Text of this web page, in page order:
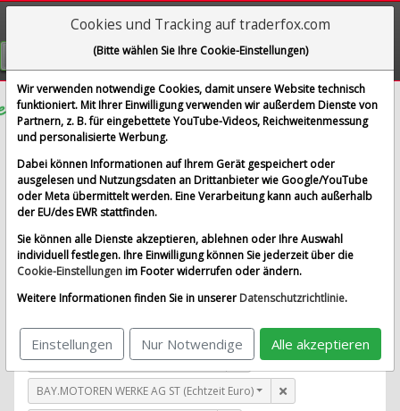
Visualizations
GRATIS REGISTRIEREN
Barrett Business Services Inc.
im Vergleich mit AIRBUS SE, ALLIANZ SE NA O.N.,
BAY.MOTOREN WERKE AG ST und 1 weitere Aktie
Alle Aktien entfernen
Standard-Vergleich
Barrett Business Services Inc. (Echtzeit USD)
AIRBUS SE (Echtzeit Euro)
ALLIANZ SE NA O.N. (Echtzeit Euro)
BAY.MOTOREN WERKE AG ST (Echtzeit Euro)
Cookies und Tracking auf traderfox.com
(Bitte wählen Sie Ihre Cookie-Einstellungen)
Wir verwenden notwendige Cookies, damit unsere Website technisch
funktioniert. Mit Ihrer Einwilligung verwenden wir außerdem Dienste von
Partnern, z. B. für eingebettete YouTube-Videos, Reichweitenmessung
und personalisierte Werbung.
Dabei können Informationen auf Ihrem Gerät gespeichert oder
ausgelesen und Nutzungsdaten an Drittanbieter wie Google/YouTube
oder Meta übermittelt werden. Eine Verarbeitung kann auch außerhalb
der EU/des EWR stattfinden.
Sie können alle Dienste akzeptieren, ablehnen oder Ihre Auswahl
individuell festlegen. Ihre Einwilligung können Sie jederzeit über die
Cookie-Einstellungenim Footer widerrufen oder ändern.
Weitere Informationen finden Sie in unserer Datenschutzrichtlinie.
Einstellungen Nur Notwendige Alle akzeptieren